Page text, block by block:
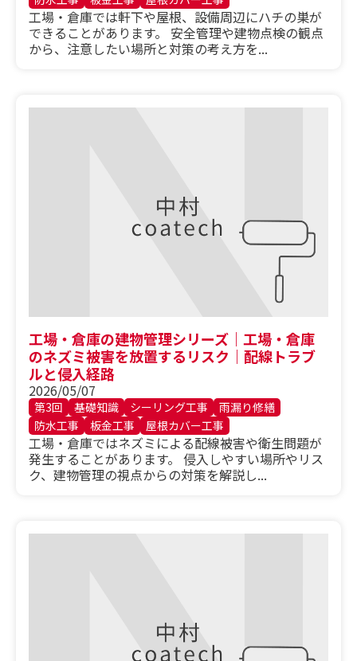
工場・倉庫では軒下や屋根、設備周辺にハチの巣が
できることがあります。 安全管理や建物点検の観点
から、注意したい場所と対策の考え方を...
工場・倉庫の建物管理シリーズ｜工場・倉庫
のネズミ被害を放置するリスク｜配線トラブ
ルと侵入経路
2026/05/07
第3回 基礎知識 シーリング工事
雨漏り修繕
防水工事
板金工事 屋根カバー工事
工場・倉庫ではネズミによる配線被害や衛生問題が
発生することがあります。 侵入しやすい場所やリス
ク、建物管理の視点からの対策を解説し...